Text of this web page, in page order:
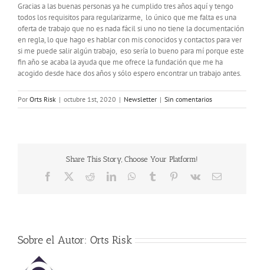
Gracias a las buenas personas ya he cumplido tres años aquí y tengo
todos los requisitos para regularizarme, lo único que me falta es una
oferta de trabajo que no es nada fácil si uno no tiene la documentación
en regla, lo que hago es hablar con mis conocidos y contactos para ver
si me puede salir algún trabajo, eso sería lo bueno para mí porque este
fin año se acaba la ayuda que me ofrece la fundación que me ha
acogido desde hace dos años y sólo espero encontrar un trabajo antes.
Por Orts Risk | octubre 1st, 2020 | Newsletter | Sin comentarios
Share This Story, Choose Your Platform!
Facebook RedditLinkedInWhatsApp
Tumblr Pinterest
Vk
Correo
Sobre el Autor: Orts Risk